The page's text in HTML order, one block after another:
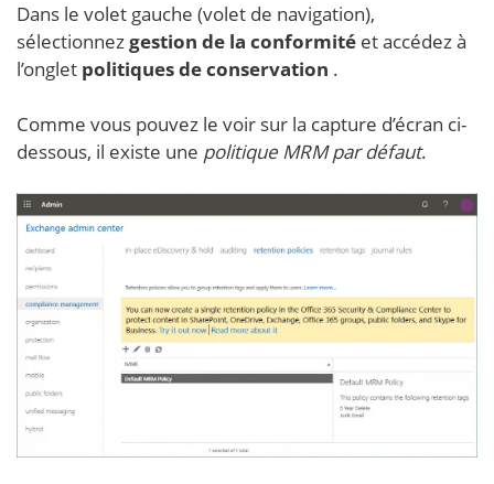
Dans le volet gauche (volet de navigation),
sélectionnezgestion de la conformité et accédez à
l’onglet politiques de conservation .
Comme vous pouvez le voir sur la capture d’écran ci-
dessous, il existe une politique MRM par défaut.